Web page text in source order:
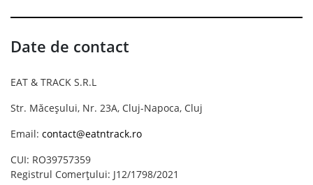
Date de contact
EAT & TRACK S.R.L
Str. Măceșului, Nr. 23A, Cluj-Napoca, Cluj
Email: contact@eatntrack.ro
CUI: RO39757359
Registrul Comerțului: J12/1798/2021